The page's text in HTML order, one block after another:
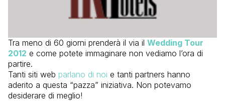
Tra meno di 60 giorni prenderà il via il Wedding Tour
2012 e come potete immaginare non vediamo l’ora di
partire.
Tanti siti web parlano di noi e tanti partners hanno
aderito a questa “pazza” iniziativa. Non potevamo
desiderare di meglio!